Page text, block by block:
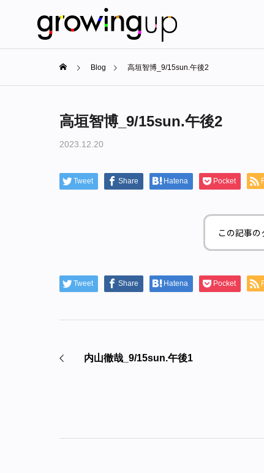
Blog 高垣智博_9/15sun.午後2
高垣智博_9/15sun.午後2
2023.12.20
Tweet Share Hatena Pocket
この記事
Tweet Share Hatena Pocket
内山徹哉_9/15sun.午後1